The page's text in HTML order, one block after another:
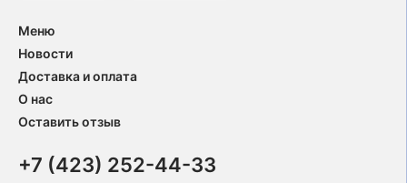
Меню
Новости
Доставка и оплата
О нас
Оставить отзыв
+7 (423) 252-44-33